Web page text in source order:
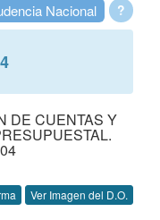
?
Nacional
DE CUENTAS Y
Ver Imagen del D.O.